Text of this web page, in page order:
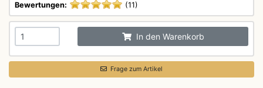
Bewertungen:
(11)
In den Warenkorb
Frage zum Artikel